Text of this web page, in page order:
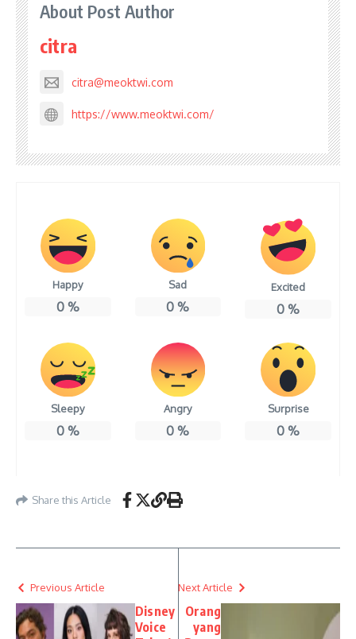
About Post Author
citra
citra@meoktwi.com
https://www.meoktwi.com/
Happy
0%
Sad
0 %
Excited
0 %
Sleepy
0%
Angry
0 %
Surprise
0 %
Share this Article
Previous Article
Disney
Voice
Next Article
Orang
yang